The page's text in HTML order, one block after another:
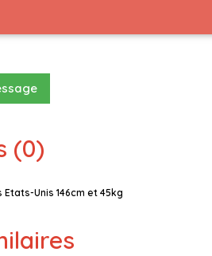
(0)
Unis 146cm et 45kg